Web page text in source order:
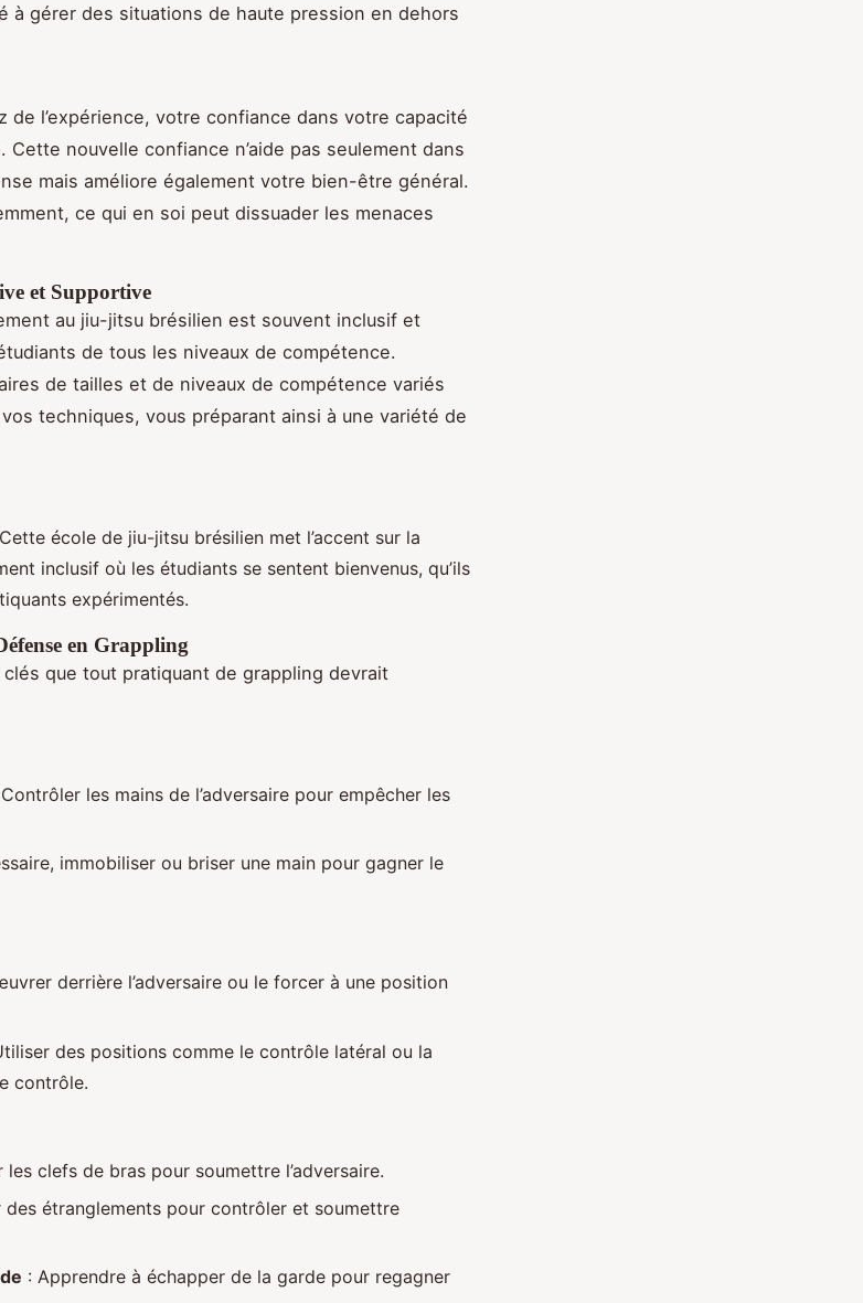
à gérer des situations de haute pression en dehors
de l’expérience, votre confiance dans votre capacité
Cette nouvelle confiance n’aide pas seulement dans
mais améliore également votre bien-être général.
ce qui en soi peut dissuader les menaces
et Supportive
au jiu-jitsu brésilien est souvent inclusif et
de tous les niveaux de compétence.
de tailles et de niveaux de compétence variés
techniques, vous préparant ainsi à une variété de
école de jiu-jitsu brésilien met l’accent sur la
inclusif où les étudiants se sentent bienvenus, qu’ils
expérimentés.
en Grappling
que tout pratiquant de grappling devrait
les mains de l’adversaire pour empêcher les
immobiliser ou briser une main pour gagner le
derrière l’adversaire ou le forcer à une position
des positions comme le contrôle latéral ou la
contrôle.
les clefs de bras pour soumettre l’adversaire.
des étranglements pour contrôler et soumettre
: Apprendre à échapper de la garde pour regagner